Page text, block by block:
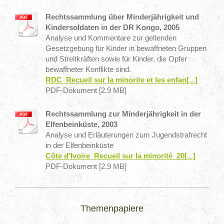
Rechtssammlung über Minderjährigkeit und
Kindersoldaten in der DR Kongo, 2005
Analyse und Kommentare zur geltenden
Gesetzgebung für Kinder in bewaffneten Gruppen
und Streitkräften sowie für Kinder, die Opfer
bewaffneter Konflikte sind.
RDC_Recueil sur la minorite et les enfan[...]
PDF-Dokument [2.9 MB]
Rechtssammlung zur Minderjährigkeit in der
Elfenbeinküste, 2003
Analyse und Erläuterungen zum Jugendstrafrecht
in der Elfenbeinküste
Côte d'Ivoire_Recueil sur la minorité_20[...]
PDF-Dokument [2.9 MB]
Themenpapiere